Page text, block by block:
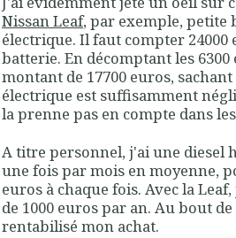
Nissan Leaf, par exemple, petite
électrique. Il faut compter 24000
batterie. En décomptant les
montant de 17700 euros,
électrique est suffisamment
la prenne pas en compte dans
A titre personnel, j'ai une diesel
une fois par mois en moyenne,
euros à chaque fois. Avec la
de 1000 euros par an. Au bout
rentabilisé mon achat.